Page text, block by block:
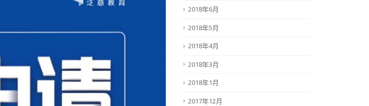
2018年6月
2018年5月
2018年4月
2018年3月
2018年1月
2017年12月